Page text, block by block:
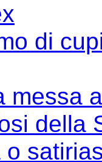
di
messa
della
o